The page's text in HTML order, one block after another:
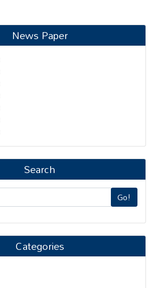
News Paper
Search
Go!
Categories